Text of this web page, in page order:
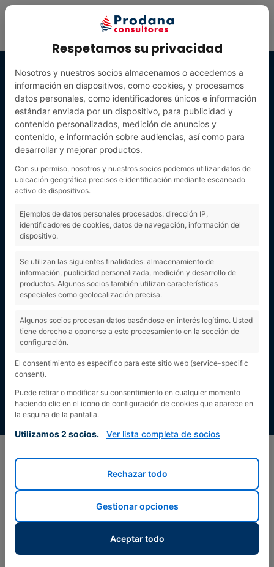
Gestión
documental
La seguridad, la privacidad y la confidencialidad son
importantes para nuestros clientes Disponemos de un
software para que nuestros clientes puedan almacenar sus
documentos. Este tipo de software se llama Gestor
Documental y es una herramienta clave para controlar la
Respetamos su privacidad
Nosotros y nuestros socios almacenamos o accedemos a
información en dispositivos, como cookies, y procesamos
datos personales, como identificadores únicos e información
estándar enviada por un dispositivo, para publicidad y
contenido personalizados, medición de anuncios y
contenido, e información sobre audiencias, así como para
desarrollar y mejorar productos.
Con su permiso, nosotros y nuestros socios podemos utilizar datos de
ubicación geográfica precisos e identificación mediante escaneado
activo de dispositivos.
Ejemplos de datos personales procesados: dirección IP,
identificadores de cookies, datos de navegación, información del
dispositivo.
Se utilizan las siguientes finalidades: almacenamiento de
información, publicidad personalizada, medición y desarrollo de
productos. Algunos socios también utilizan características
especiales como geolocalización precisa.
Algunos socios procesan datos basándose en interés legítimo. Usted
tiene derecho a oponerse a este procesamiento en la sección de
configuración.
El consentimiento es específico para este sitio web (service-specific
consent).
Puede retirar o modificar su consentimiento en cualquier momento
haciendo clic en el icono de configuración de cookies que aparece en
la esquina de la pantalla.
Utilizamos 2 socios. Ver lista completa de socios
Rechazar todo
Gestionar opciones
Aceptar todo